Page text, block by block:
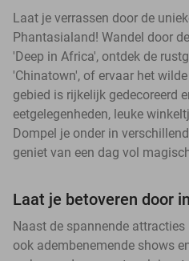
Laat je verrassen door de
Phantasialand! Wandel door
'Deep in Africa', ontdek de
'Chinatown', of ervaar het
gebied is rijkelijk gedecoreerd
eetgelegenheden, leuke
Dompel je onder in
geniet van een dag vol
Laat je betoveren door
Naast de spannende
ook adembenemende shows